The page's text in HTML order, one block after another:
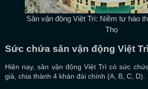
Sân vận động Việt Trì: Niềm tự hào
Thọ
Sức chứa sân vận động Việt
Hiện nay, sân vận động Việt Trì có sức
giả, chia thành 4 khán đài chính (A, B, C, D).